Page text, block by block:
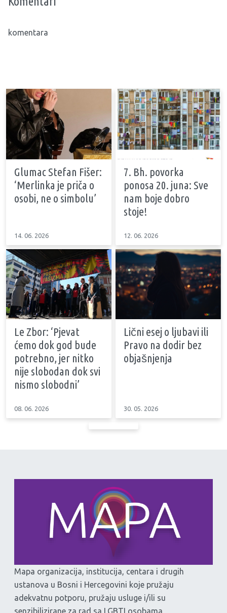
komentara
Glumac Stefan Fišer:
‘Merlinka je priča o
osobi, ne o simbolu’
14. 06. 2026
7. Bh. povorka
ponosa 20. juna: Sve
nam boje dobro
stoje!
12. 06. 2026
Le Zbor: ‘Pjevat
ćemo dok god bude
potrebno, jer nitko
nije slobodan dok svi
nismo slobodni’
08. 06. 2026
Lični esej o ljubavi ili
Pravo na dodir bez
objašnjenja
30. 05. 2026
Mapa organizacija, institucija, centara i drugih
ustanova u Bosni i Hercegovini koje pružaju
adekvatnu potporu, pružaju usluge i/ili su
senzibilizirane za rad sa LGBTI osobama